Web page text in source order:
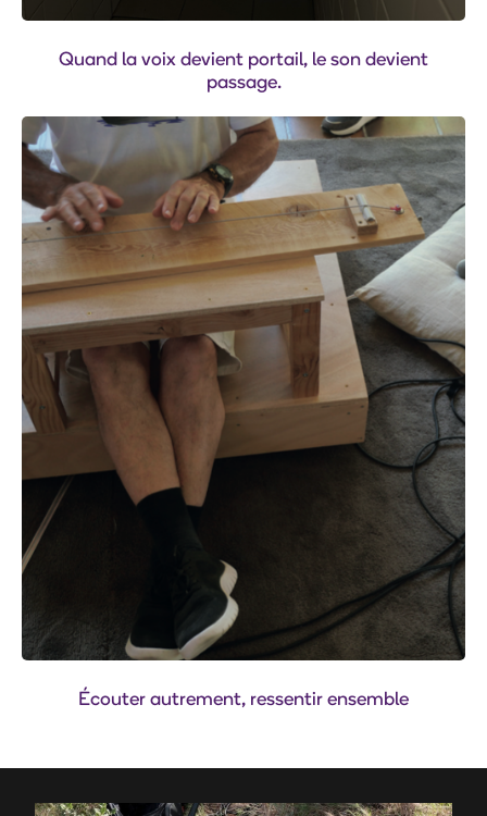
Quand la voix devient portail, le son devient
passage.
Écouter autrement, ressentir ensemble